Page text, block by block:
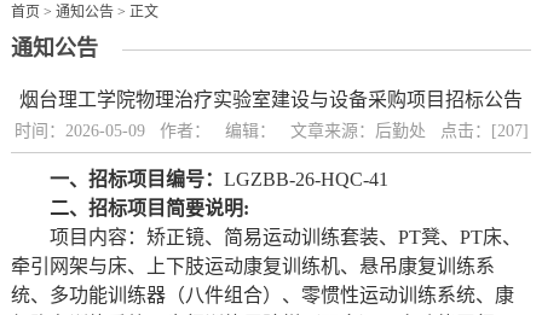
首页 >通知公告 > 正文
通知公告
烟台理工学院物理治疗实验室建设与设备采购项目招标公告
时间：2026-05-09 作者： 编辑： 文章来源：后勤处 点击：[207]
一、招标项目编号：LGZBB-26-HQC-41
二、招标项目简要说明:
项目内容：矫正镜、简易运动训练套装、PT凳、PT床、
牵引网架与床、上下肢运动康复训练机、悬吊康复训练系
统、多功能训练器（八件组合）、零惯性运动训练系统、康